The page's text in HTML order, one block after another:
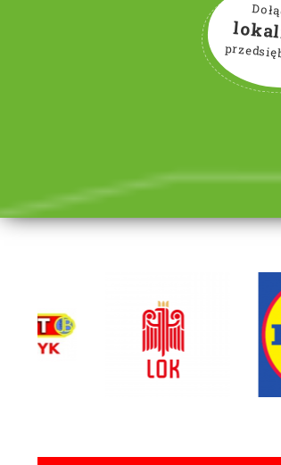
lorem ipsum